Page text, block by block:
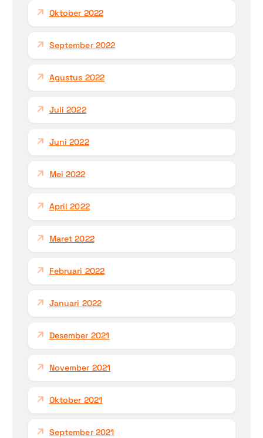
Oktober 2022
September 2022
Agustus 2022
Juli 2022
Juni 2022
Mei 2022
April 2022
Maret 2022
Februari 2022
Januari 2022
Desember 2021
November 2021
Oktober 2021
September 2021